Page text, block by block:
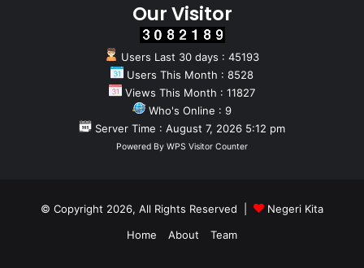
Our Visitor
Users Last 30 days : 45193
Users This Month : 8528
Views This Month : 11827
Who's Online : 9
Server Time : August 7, 2026 5:12 pm
Powered By WPS Visitor Counter
© Copyright 2026, All Rights Reserved |
Negeri Kita
Home
About Team